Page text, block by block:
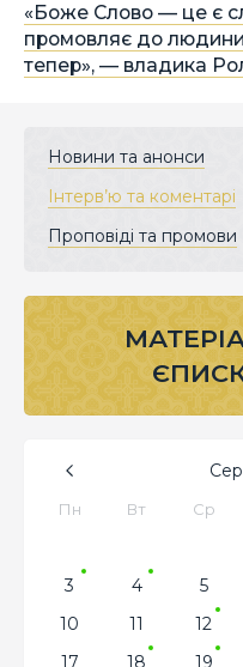
«Боже Слово — це є
промовляє до
тепер», — владика
Новини та анонси
Інтерв’ю та коментарі
Проповіді та промови
Пн Вт Ср
3
4 5
10
11 12
17
18 19